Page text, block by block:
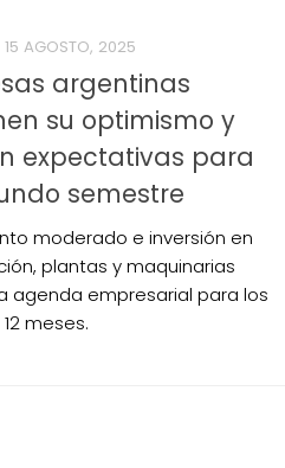
15 AGOSTO, 2025
argentinas
su optimismo y
expectativas para
semestre
moderado e inversión en
plantas y maquinarias
agenda empresarial para los
meses.